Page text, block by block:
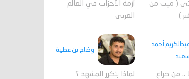
( ميت من
)
أزمة الأحزاب في العالم
العربي
عبدالكريم أحمد
سعيد
.. من صراع
وضاح بن عطية
لماذا يتكرر المشهد ؟